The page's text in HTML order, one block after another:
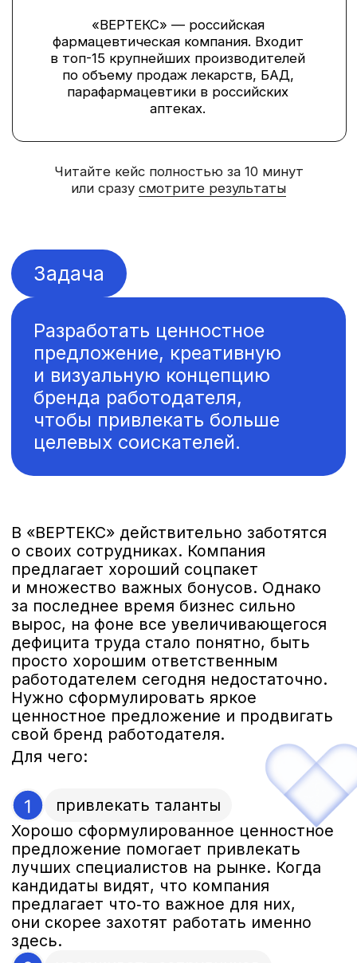
Разработать ценностное
предложение, креативную
и визуальную концепцию
бренда работодателя,
чтобы привлекать больше
В «ВЕРТЕКС» действительно заботятся
вырос, на фоне все увеличивающегося
дефицита труда стало понятно, быть
просто хорошим ответственным
работодателем сегодня недостаточно.
Нужно сформулировать яркое
ценностное предложение и продвигать
свой бренд работодателя.
Для чего:
привлекать таланты
Хорошо сформулированное ценностное
предложение помогает привлекать
лучших специалистов на рынке. Когда
кандидаты видят, что компания
предлагает что‑то важное для них,
они скорее захотят работать именно
что компания ценит их труд
и предлагает взамен что‑то значимое,
они с меньшей вероятностью будут
искать другую работу.
мотивировать и вовлекать
Четкое понимание ценностного
предложения помогает сотрудникам
чувствовать, что компания видит
их потребности и отвечает на них.
подчеркнуть свои преимущества
перед конкурентами
В условиях высокой конкуренции
на рынке труда наличие сильного EVP
позволяет компании выделяться среди
других работодателей.
Проанализировать,
чем именно привлекательна
компания, помочь
сотрудникам и руководителям
сформулировать
преимущества работы
в «ВЕРТЕКС».